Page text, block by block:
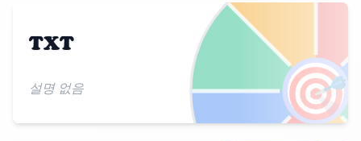
🎯
TXT
설명 없음